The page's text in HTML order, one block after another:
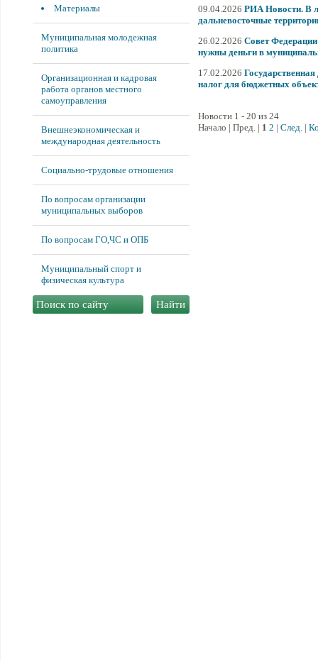
Материалы
Муниципальная молодежная
политика
Организационная и кадровая
работа органов местного
самоуправления
Внешнеэкономическая и
международная деятельность
Социально-трудовые отношения
По вопросам организации
муниципальных выборов
По вопросам ГО,ЧС и ОПБ
Муниципальный спорт и
физическая культура
09.04.2026 РИА Новости. В
дальневосточные
26.02.2026 Совет
нужны деньги в
17.02.2026
налог для бюджетных
Новости 1 - 20 из 24
Начало | Пред. | 1 2 | След. |